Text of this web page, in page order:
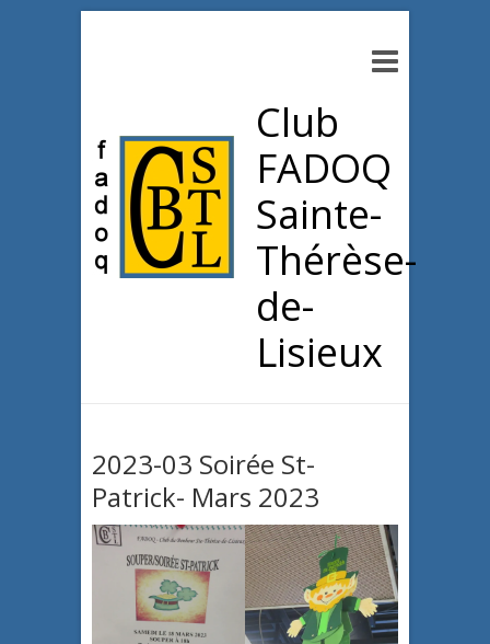
Club
FADOQ
Sainte-
Thérèse-
de-
Lisieux
2023-03 Soirée St-
Patrick- Mars 2023